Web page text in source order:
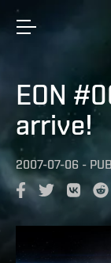
EON
arrive!
2007-07-06 -